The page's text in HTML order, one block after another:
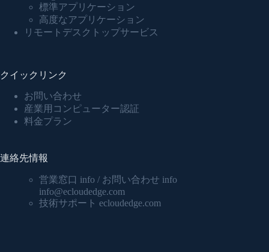
標準アプリケーション
高度なアプリケーション
リモートデスクトップサービス
クイックリンク
お問い合わせ
産業用コンピューター認証
料金プラン
連絡先情報
営業窓口 info / お問い合わせ info
info@ecloudedge.com
技術サポート ecloudedge.com